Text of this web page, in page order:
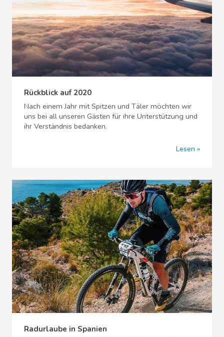
Rückblick auf 2020
Nach einem Jahr mit Spitzen und Täler möchten wir
uns bei all unseren Gästen für ihre Unterstützung und
ihr Verständnis bedanken.
Lesen
Radurlaube in Spanien